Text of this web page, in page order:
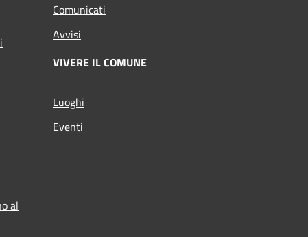
Comunicati
Avvisi
VIVERE IL COMUNE
Luoghi
Eventi
al